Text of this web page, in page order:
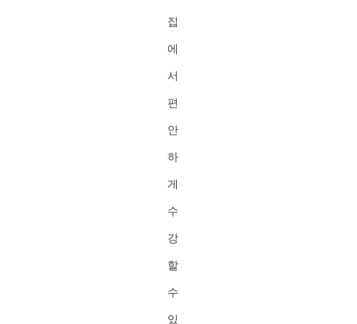
집
에
서
편
안
하
게
수
강
할
수
있